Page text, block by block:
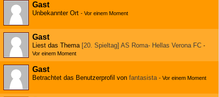
Gast
Unbekannter Ort - Vor einem Moment
Gast
Liest das Thema [20. Spieltag] AS Roma- Hellas Verona FC -
Vor einem Moment
Gast
Betrachtet das Benutzerprofil von fantasista - Vor einem Moment